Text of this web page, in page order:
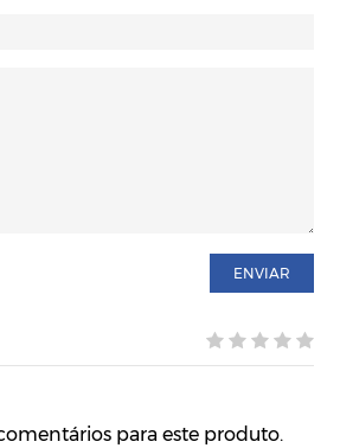
ENVIAR
para este produto.